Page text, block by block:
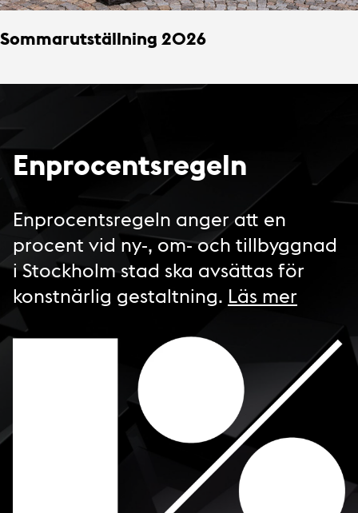
Sommarutställning 2026
Enprocentsregeln
Enprocentsregeln anger att en
procent vid ny-, om- och tillbyggnad
i Stockholm stad ska avsättas för
konstnärlig gestaltning. Läs mer